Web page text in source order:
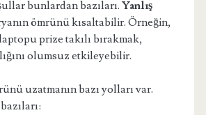
bunlardan bazıları. Yanlış
ömrünü kısaltabilir. Örneğin,
prize takılı bırakmak,
olumsuz etkileyebilir.
uzatmanın bazı yolları var.